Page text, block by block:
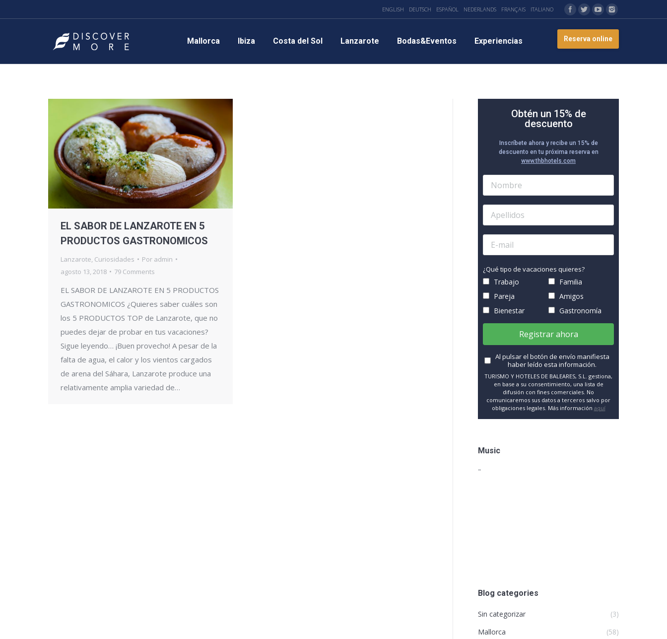
ENGLISH DEUTSCH ESPAÑOL NEDERLANDS FRANÇAIS ITALIANO
Mallorca Ibiza Costa del Sol Lanzarote Bodas&Eventos Experiencias Reserva online
EL SABOR DE LANZAROTE EN 5
PRODUCTOS GASTRONOMICOS
Lanzarote, Curiosidades Por admin
agosto 13, 2018
79 Comments
EL SABOR DE LANZAROTE EN 5 PRODUCTOS
GASTRONOMICOS ¿Quieres saber cuáles son
los 5 PRODUCTOS TOP de Lanzarote, que no
puedes dejar de probar en tus vacaciones?
Sigue leyendo… ¡Buen provecho! A pesar de la
falta de agua, el calor y los vientos cargados
de arena del Sáhara, Lanzarote produce una
relativamente amplia variedad de…
Obtén un 15% de
descuento
Inscríbete ahora y recibe un 15% de
descuento en tu próxima reserva en
www.thbhotels.com
¿Qué tipo de vacaciones quieres?
Trabajo
Familia
Pareja
Amigos
Bienestar
Gastronomía
Registrar ahora
Al pulsar el botón de envío manifiesta
haber leído esta información.
TURISMO Y HOTELES DE BALEARES, S.L. gestiona,
en base a su consentimiento, una lista de
difusión con fines comerciales. No
comunicaremos sus datos a terceros salvo por
obligaciones legales. Más información aquí
Music
"
Blog categories
Sin categorizar
(3)
Mallorca
(58)